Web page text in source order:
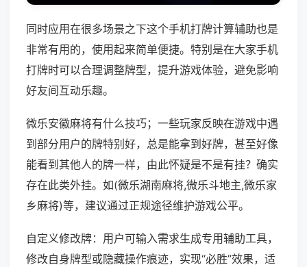
同时应用在很多场景之下这个手机打牌计算辅助也是
非常有用的，使用起来简单便捷。特别是在大家手机
打牌时可以合理调整牌型，提升游戏体验，避免影响
好友间互动乐趣。
微乐安徽麻将有什么技巧；一些玩家反映在游戏中遇
到部分用户的牌特别好，总是能拿到好牌，甚至好像
能看到其他人的牌一样，由此怀疑是不是有挂？确实
存在此类外挂。如(微乐湖南麻将,微乐斗地主,微乐家
乡麻将)等，建议通过正规途径维护游戏公平。
自定义修改牌：用户可输入需求生成专用辅助工具，
修改自身牌型或隐藏操作痕迹，实现“必胜”效果，适